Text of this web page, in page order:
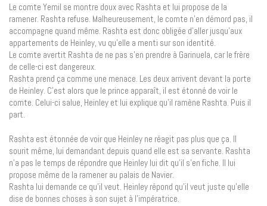
Le comte Yemil se montre doux avec Rashta et lui propose de la
ramener. Rashta refuse. Malheureusement, le comte n’en démord pas, il
accompagne quand même. Rashta est donc obligée d’aller jusqu’aux
appartements de Heinley, vu qu’elle a menti sur son identité.
Le comte avertit Rashta de ne pas s’en prendre à Garinuela, car le frère
de celle-ci est dangereux.
Rashta prend ça comme une menace. Les deux arrivent devant la porte
de Heinley. C’est alors que le prince apparaît, il est étonné de voir le
comte. Celui-ci salue, Heinley et lui explique qu’il ramène Rashta. Puis il
part.
Rashta est étonnée de voir que Heinley ne réagit pas plus que ça. Il
sourit même, lui demandant depuis quand elle est sa servante. Rashta
n’a pas le temps de répondre que Heinley lui dit qu’il s’en fiche. Il lui
propose même de la ramener au palais de Navier.
Rashta lui demande ce qu’il veut. Heinley répond qu’il veut juste qu’elle
dise de bonnes choses à son sujet à l’impératrice.